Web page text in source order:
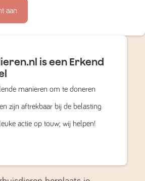
aan
is een Erkend
manieren om te doneren
zijn aftrekbaar bij de belasting
actie op touw; wij helpen!